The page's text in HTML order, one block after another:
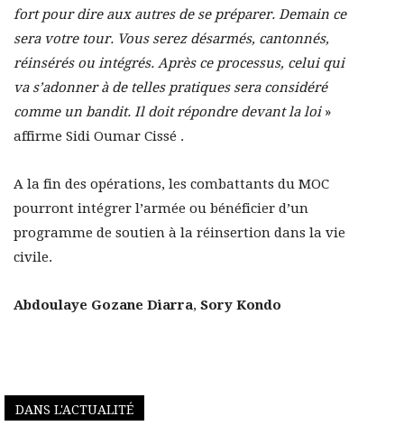
fort pour dire aux autres de se préparer. Demain ce
sera votre tour. Vous serez désarmés, cantonnés,
réinsérés ou intégrés. Après ce processus, celui qui
va s’adonner à de telles pratiques sera considéré
comme un bandit. Il doit répondre devant la loi »
affirme Sidi Oumar Cissé .
A la fin des opérations, les combattants du MOC
pourront intégrer l’armée ou bénéficier d’un
programme de soutien à la réinsertion dans la vie
civile.
Abdoulaye Gozane Diarra, Sory Kondo
DANS L'ACTUALITÉ